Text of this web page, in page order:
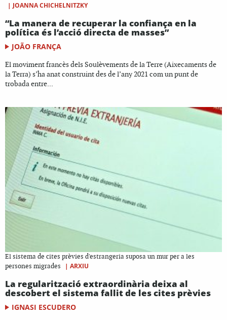
| JOANNA CHICHELNITZKY
“La manera de recuperar la confiança en la
política és l’acció directa de masses”
JOÃO FRANÇA
El moviment francès dels Soulèvements de la Terre (Aixecaments de
la Terra) s’ha anat construint des de l’any 2021 com un punt de
trobada entre...
El sistema de cites prèvies d'estrangeria suposa un mur per a les
persones migrades
| ARXIU
La regularització extraordinària deixa al
descobert el sistema fallit de les cites prèvies
IGNASI ESCUDERO